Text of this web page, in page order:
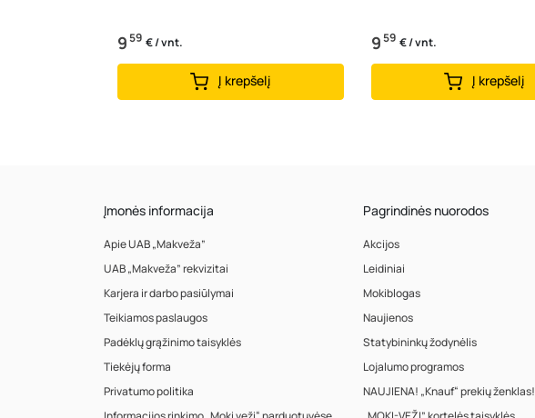
959 € / vnt.
Į krepšelį
959 € / vnt.
Į krepšelį
Įmonės informacija
Apie UAB „Makveža”
UAB „Makveža” rekvizitai
Karjera ir darbo pasiūlymai
Teikiamos paslaugos
Padėklų grąžinimo taisyklės
Tiekėjų forma
Privatumo politika
Pagrindinės nuorodos
Akcijos
Leidiniai
Mokiblogas
Naujienos
Statybininkų žodynėlis
Lojalumo programos
NAUJIENA! „Knauf“ prekių ženklas!